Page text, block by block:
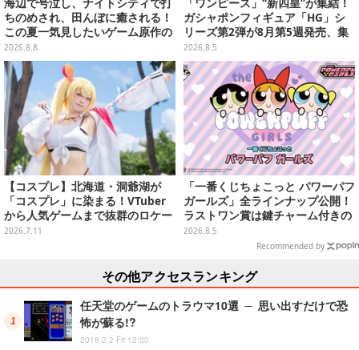
海辺で号泣し、ナイトシティで打
ちのめされ、田んぼに癒される！
この夏一気見したいゲーム原作の
名作アニメ10選を一挙紹介【特
集】
2026.8.8
「ワンピース」“新四皇”が集結！
ガシャポンフィギュア「HG」シ
リーズ第2弾が8月第5週発売、集
めて並べたくなるクオリティ
2026.8.5
【コスプレ】北海道・洞爺湖が
「コスプレ」に染まる！VTuber
から人気ゲームまで抜群のロケー
ションも必見な美女レイヤー10選
2026.7.11
「一番くじちょこっと パワーパフ
ガールズ」全ラインナップ公開！
ラストワン賞は鍵チャーム付きの
シール帳スペシャルセットを用意
2026.8.5
Recommended by
その他アクセスランキング
任天堂のゲームのトラウマ10選 ─ 思い出すだけで恐
怖が蘇る!?
2018.2.2 Fri 12:00